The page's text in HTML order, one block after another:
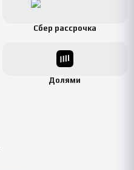
Сбер рассрочка
Долями